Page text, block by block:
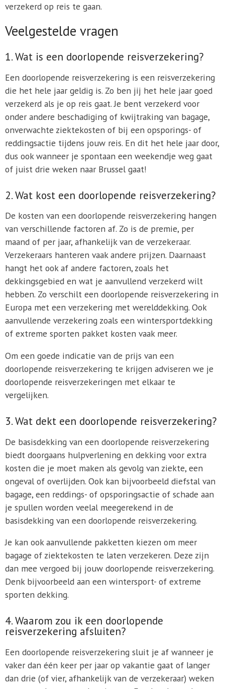
verzekerd op reis te gaan.
Veelgestelde vragen
1. Wat is een doorlopende reisverzekering?
Een doorlopende reisverzekering is een reisverzekering
die het hele jaar geldig is. Zo ben jij het hele jaar goed
verzekerd als je op reis gaat. Je bent verzekerd voor
onder andere beschadiging of kwijtraking van bagage,
onverwachte ziektekosten of bij een opsporings- of
reddingsactie tijdens jouw reis. En dit het hele jaar door,
dus ook wanneer je spontaan een weekendje weg gaat
of juist drie weken naar Brussel gaat!
2. Wat kost een doorlopende reisverzekering?
De kosten van een doorlopende reisverzekering hangen
van verschillende factoren af. Zo is de premie, per
maand of per jaar, afhankelijk van de verzekeraar.
Verzekeraars hanteren vaak andere prijzen. Daarnaast
hangt het ook af andere factoren, zoals het
dekkingsgebied en wat je aanvullend verzekerd wilt
hebben. Zo verschilt een doorlopende reisverzekering in
Europa met een verzekering met werelddekking. Ook
aanvullende verzekering zoals een wintersportdekking
of extreme sporten pakket kosten vaak meer.
Om een goede indicatie van de prijs van een
doorlopende reisverzekering te krijgen adviseren we je
doorlopende reisverzekeringen met elkaar te
vergelijken.
3. Wat dekt een doorlopende reisverzekering?
De basisdekking van een doorlopende reisverzekering
biedt doorgaans hulpverlening en dekking voor extra
kosten die je moet maken als gevolg van ziekte, een
ongeval of overlijden. Ook kan bijvoorbeeld diefstal van
bagage, een reddings- of opsporingsactie of schade aan
je spullen worden veelal meegerekend in de
basisdekking van een doorlopende reisverzekering.
Je kan ook aanvullende pakketten kiezen om meer
bagage of ziektekosten te laten verzekeren. Deze zijn
dan mee vergoed bij jouw doorlopende reisverzekering.
Denk bijvoorbeeld aan een wintersport- of extreme
sporten dekking.
4. Waarom zou ik een doorlopende
reisverzekering afsluiten?
Een doorlopende reisverzekering sluit je af wanneer je
vaker dan één keer per jaar op vakantie gaat of langer
dan drie (of vier, afhankelijk van de verzekeraar) weken